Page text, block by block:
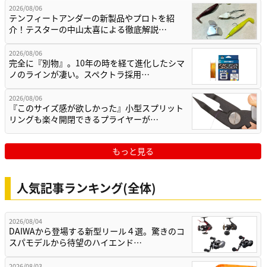
2026/08/06
テンフィートアンダーの新製品やプロトを紹
介！テスターの中山太喜による徹底解説…
2026/08/06
完全に『別物』。10年の時を経て進化したシマ
ノのラインが凄い。スペクトラ採用…
2026/08/06
『このサイズ感が欲しかった』小型スプリット
リングも楽々開閉できるプライヤーが…
もっと見る
人気記事ランキング(全体)
2026/08/04
DAIWAから登場する新型リール４選。驚きのコ
スパモデルから待望のハイエンド…